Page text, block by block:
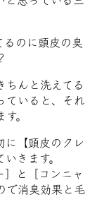
るのに頭皮の臭
ちんと洗えてる
ていると、それ
。
に【頭皮のクレ
きます。
］と［コンニャ
で消臭効果と毛